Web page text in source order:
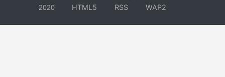
2020
HTML5 RSS WAP2